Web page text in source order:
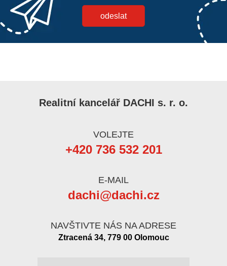
Realitní kancelář DACHI s. r. o.
VOLEJTE
+420 736 532 201
E-MAIL
dachi@dachi.cz
NAVŠTIVTE NÁS NA ADRESE
Ztracená 34, 779 00 Olomouc